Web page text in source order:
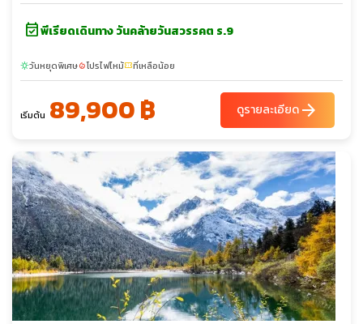
event_availableพีเรียดเดินทาง วันคล้ายวันสวรรคต ร.9
sunnyวันหยุดพิเศษlocal_fire_departmentโปรไฟไหม้confirmation_numberที่เหลือน้อย
เริ่มต้น 89,900 ฿ ดูรายละเอียดarrow_forward